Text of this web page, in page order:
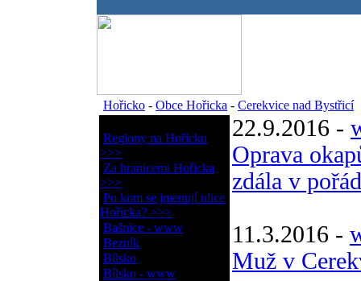
Hořicko - Obce Hořicka - Cerekvice nad Bystřicí
Regiony na Hořicku
>>>
Za hranicemi Hořicka
>>>
Po kom se jmenují ulice
Hořicka? >>>
Bašnice - www
Bezník
Bílsko
Bílsko - www
22.9.2016 -
Oprava
zdála v
11.3.2016 -
Muž v